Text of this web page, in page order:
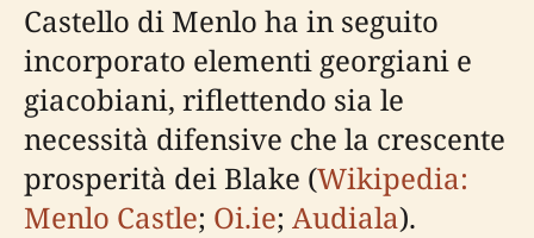
Castello di Menlo ha in seguito
incorporato elementi georgiani e
giacobiani, riflettendo sia le
necessità difensive che la crescente
prosperità dei Blake (Wikipedia:
Menlo Castle; Oi.ie; Audiala).